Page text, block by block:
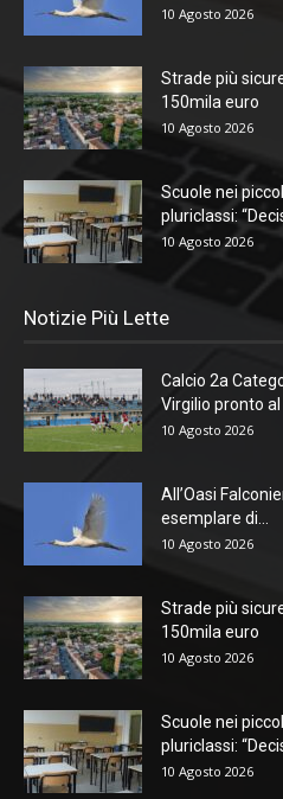
10 Agosto 2026
Strade più
150mila euro
10 Agosto 2026
Scuole nei
pluriclassi:
10 Agosto 2026
Notizie Più Lette
Calcio 2a
Virgilio pronto al
10 Agosto 2026
All’Oasi
esemplare di...
10 Agosto 2026
Strade più
150mila euro
10 Agosto 2026
Scuole nei
pluriclassi:
10 Agosto 2026